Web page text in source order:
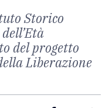
Storico
del progetto
Liberazione